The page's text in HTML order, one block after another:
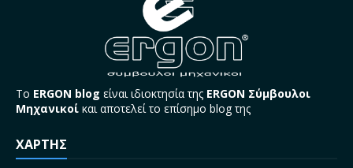
Το ERGON blog είναι ιδιοκτησία της ERGON Σύμβουλοι
Μηχανικοί και αποτελεί το επίσημο blog της
ΧΑΡΤΗΣ